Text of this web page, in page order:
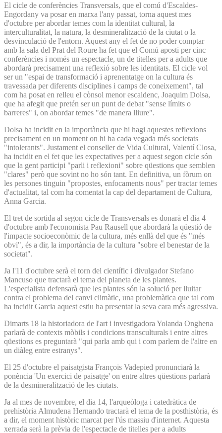
El cicle de conferències Transversals, que el comú d'Escaldes-
Engordany va posar en marxa l'any passat, torna aquest mes
d'octubre per abordar temes com la identitat cultural, la
interculturalitat, la natura, la desmineralització de la ciutat o la
desvinculació de l'entorn. Aquest any el fet de no poder comptar
amb la sala del Prat del Roure ha fet que el Comú aposti per cinc
conferències i només un espectacle, un de titelles per a adults que
abordarà precisament una reflexió sobre les identitats. El cicle vol
ser un "espai de transformació i aprenentatge on la cultura és
travessada per diferents disciplines i camps de coneixement", tal
com ha posat en relleu el cònsol menor escaldenc, Joaquim Dolsa,
que ha afegit que pretén ser un punt de debat "sense límits o
barreres" i, on abordar temes "de manera lliure".
Dolsa ha incidit en la importància que hi hagi aquestes reflexions
precisament en un moment on hi ha cada vegada més societats
"intolerants". Justament el conseller de Vida Cultural, Valentí Closa,
ha incidit en el fet que les expectatives per a aquest segon cicle són
que la gent participi "parli i reflexioni" sobre qüestions que semblen
"clares" però que sovint no ho són tant. En definitiva, un fòrum on
les persones tinguin "propostes, enfocaments nous" per tractar temes
d'actualitat, tal com ha comentat la cap del departament de Cultura,
Anna Garcia.
El tret de sortida al segon cicle de Transversals es donarà el dia 4
d'octubre amb l'economista Pau Rausell que abordarà la qüestió de
l'impacte socioeconòmic de la cultura, més enllà del que és "més
obvi", és a dir, la importància de la cultura "sobre el benestar de la
societat".
Ja l'11 d'octubre serà el torn del científic i divulgador Stefano
Mancuso que tractarà el tema del planeta de les plantes.
L'especialista defensarà que les plantes són la solució per lluitar
contra el problema del canvi climàtic, una problemàtica que tal com
ha incidit Garcia aquest estiu ha presentat la seva cara més agressiva.
Dimarts 18 la historiadora de l'art i investigadora Yolanda Onghena
parlarà de contexts mòbils i condicions transculturals i entre altres
qüestions es preguntarà "qui parla amb qui i com parlem de l'altre en
un diàleg entre estranys".
El 25 d'octubre el paisatgista François Vadepied pronunciarà la
ponència 'Un exercici de paisatge' on entre altres qüestions parlarà
de la desmineralització de les ciutats.
Ja al mes de novembre, el dia 14, l'arqueòloga i catedràtica de
prehistòria Almudena Hernando tractarà el tema de la posthistòria, és
a dir, el moment històric marcat per l'ús massiu d'internet. Aquesta
xerrada serà la prèvia de l'espectacle de titelles per a adults